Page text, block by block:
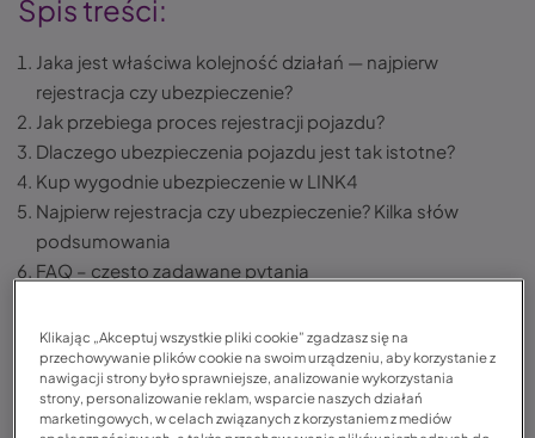
Spis treści:
Jaka jest właściwa kolejność działań — najpierw
rejestracja czy ubezpieczenie?
Jak przebiega proces rejestracji pojazdu?
Dlaczego ubezpieczenia pojazdu jest tak istotne?
Kup wygodnie ubezpieczenie w LINK4
Najpierw rejestracja czy ubezpieczenie? Kilka słów
podsumowania
FAQ – często zadawane pytania
Nasza uwaga podczas zakupu samochodu najczęściej
skoncentrowana jest na jego stanie technicznym. Nie jest
to jednak jedyna rzecz, na której punkcie powinniśmy być
Klikając „Akceptuj wszystkie pliki cookie” zgadzasz się na
przechowywanie plików cookie na swoim urządzeniu, aby korzystanie z
nawigacji strony było sprawniejsze, analizowanie wykorzystania
strony, personalizowanie reklam, wsparcie naszych działań
marketingowych, w celach związanych z korzystaniem z mediów